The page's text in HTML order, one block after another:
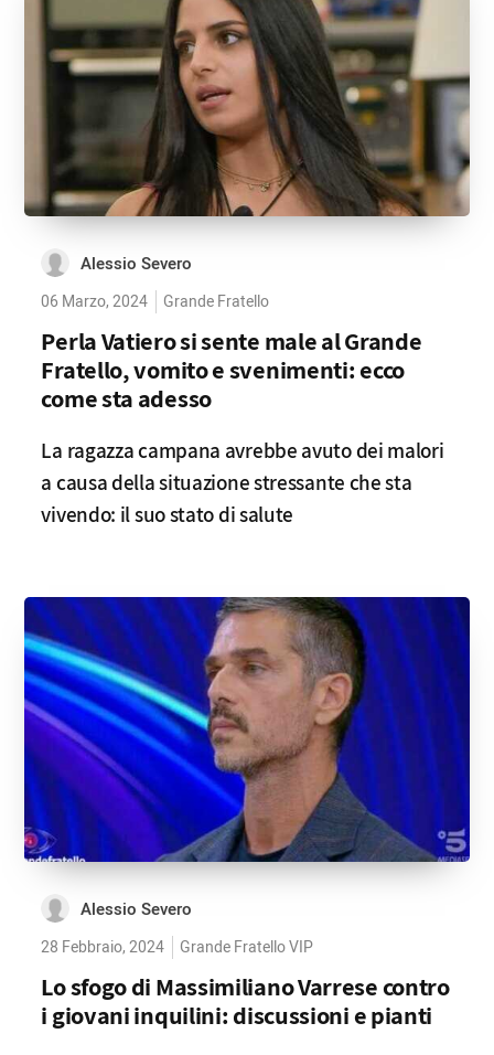
Alessio Severo
06 Marzo, 2024 Grande Fratello
Perla Vatiero si sente male al Grande
Fratello, vomito e svenimenti: ecco
come sta adesso
La ragazza campana avrebbe avuto dei malori
a causa della situazione stressante che sta
vivendo: il suo stato di salute
Alessio Severo
28 Febbraio, 2024 Grande Fratello VIP
Lo sfogo di Massimiliano Varrese contro
i giovani inquilini: discussioni e pianti